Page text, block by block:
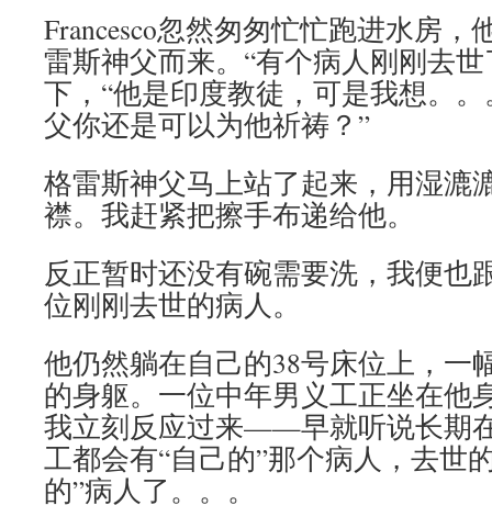
Francesco忽然匆匆忙忙跑进水房，
雷斯神父而来。“有个病人刚刚去
下，“他是印度教徒，可是我想。
父你还是可以为他祈祷？”
格雷斯神父马上站了起来，用湿漉
襟。我赶紧把擦手布递给他。
反正暂时还没有碗需要洗，我便也
位刚刚去世的病人。
他仍然躺在自己的38号床位上，一
的身躯。一位中年男义工正坐在他
我立刻反应过来——早就听说长期
工都会有“自己的”那个病人，去世
的”病人了。。。